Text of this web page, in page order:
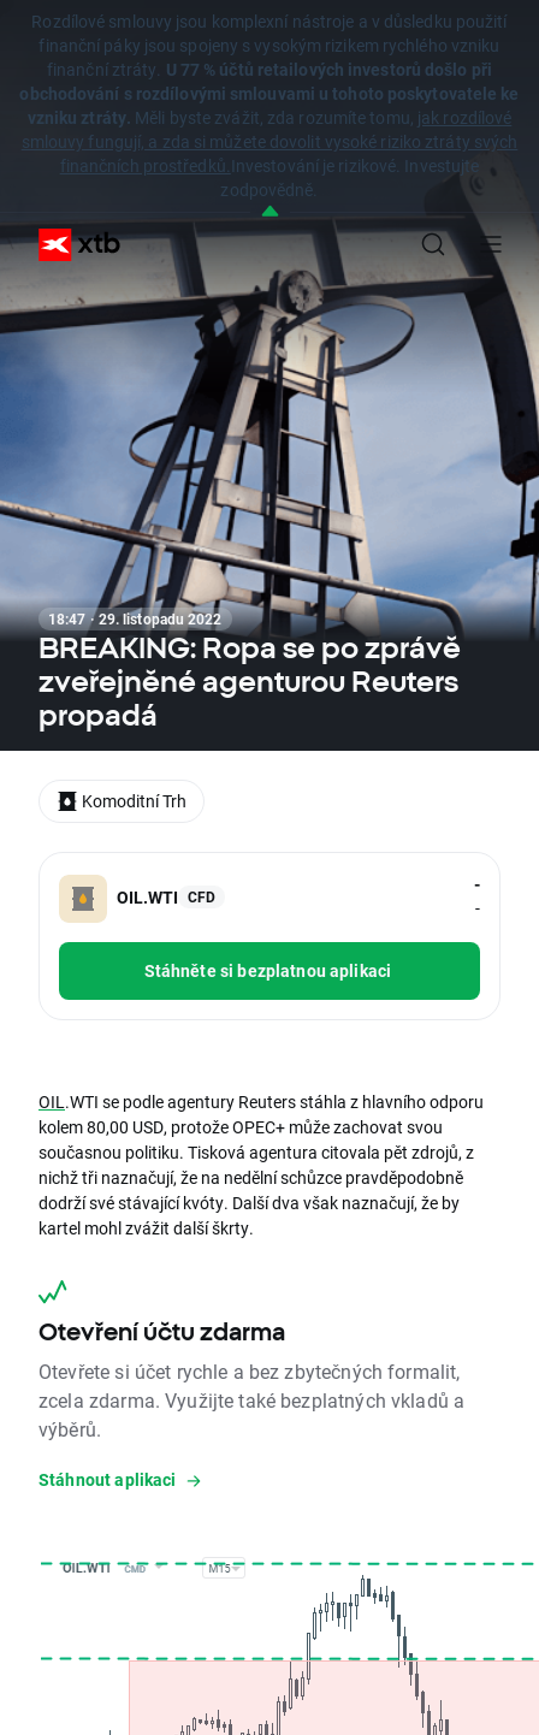
Rozdílové smlouvy jsou komplexní nástroje a v důsledku použití
finanční páky jsou spojeny s vysokým rizikem rychlého vzniku
finanční ztráty. U 77 % účtů retailových investorů došlo při
obchodování s rozdílovými smlouvami u tohoto poskytovatele ke
vzniku ztráty. Měli byste zvážit, zda rozumíte tomu, jak rozdílové
smlouvy fungují, a zda si můžete dovolit vysoké riziko ztráty svých
finančních prostředků.Investování je rizikové. Investujte
zodpovědně.
18:47 · 29. listopadu 2022
BREAKING: Ropa se po zprávě
zveřejněné agenturou Reuters
propadá
OIL.WTI CFD
-
-
Stáhněte si bezplatnou aplikaci
OIL.WTI se podle agentury Reuters stáhla z hlavního odporu
kolem 80,00 USD, protože OPEC+ může zachovat svou
současnou politiku. Tisková agentura citovala pět zdrojů, z
nichž tři naznačují, že na nedělní schůzce pravděpodobně
dodrží své stávající kvóty. Další dva však naznačují, že by
kartel mohl zvážit další škrty.
Otevření účtu zdarma
Otevřete si účet rychle a bez zbytečných formalit,
zcela zdarma. Využijte také bezplatných vkladů a
výběrů.
Stáhnout aplikaci
Komoditní Trh